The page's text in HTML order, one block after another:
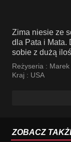
Zima niesie ze
dla Pata i Mata.
sobie z dużą
Reżyseria :
Kraj : USA
ZOBACZ